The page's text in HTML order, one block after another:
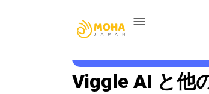
Viggle AI と他